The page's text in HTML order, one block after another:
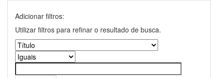
Adicionar filtros:
Utilizar filtros para refinar o resultado de busca.